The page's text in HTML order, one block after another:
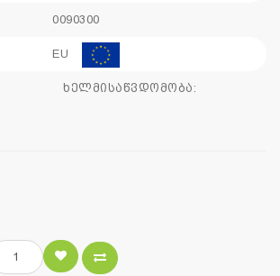
0090300
EU
ხელმისაწვდომობა: